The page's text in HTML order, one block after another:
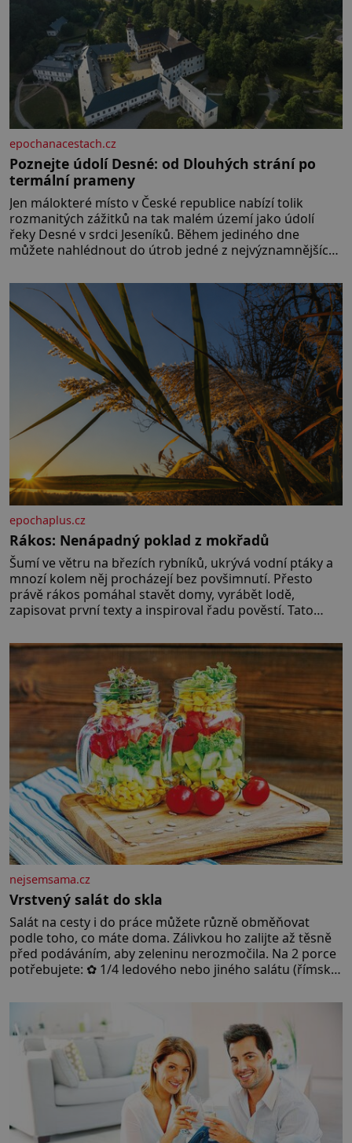
epochanacestach.cz
Poznejte údolí Desné: od Dlouhých strání po
termální prameny
Jen málokteré místo v České republice nabízí tolik
rozmanitých zážitků na tak malém území jako údolí
řeky Desné v srdci Jeseníků. Během jediného dne
můžete nahlédnout do útrob jedné z nejvýznamnějších
hřebeny, projet se na koloběžce a den zakončit
poznáváním památek ve Velkých Losinách nebo v
termálním
epochaplus.cz
Rákos: Nenápadný poklad z mokřadů
Šumí ve větru na březích rybníků, ukrývá vodní ptáky a
mnozí kolem něj procházejí bez povšimnutí. Přesto
právě rákos pomáhal stavět domy, vyrábět lodě,
zapisovat první texty a inspiroval řadu pověstí. Tato
let. Většina lidí vnímá rákos jen jako obyčejnou kulisu
letního koupání. Stačí se však podívat
nejsemsama.cz
Vrstvený salát do skla
Salát na cesty i do práce můžete různě obměňovat
podle toho, co máte doma. Zálivkou ho zalijte až těsně
před podáváním, aby zeleninu nerozmočila. Na 2 porce
potřebujete: ✿ 1/4 ledového nebo jiného salátu (římský
okurky ✿ 2 rajčata Zálivka: ✿ 4 lžíce olivového oleje ✿ 1
lžíci citronové šťávy ✿ ½ stroužku